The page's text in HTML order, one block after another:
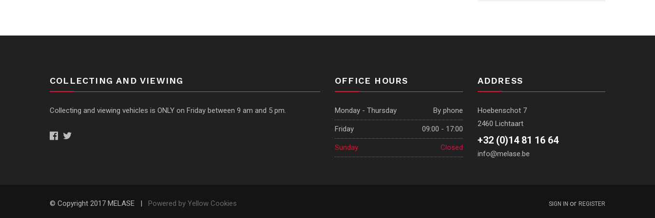
COLLECTING AND VIEWING
Collecting and viewing vehicles is ONLY on Friday between 9 am and 5 pm.
OFFICE HOURS
Monday - Thursday By phone
Friday 09:00 - 17:00
Sunday Closed
ADDRESS
Hoebenschot 7
2460 Lichtaart
+32 (0)14 81 16 64
info@melase.be
© Copyright 2017 MELASE | Powered by Yellow Cookies SIGN IN or REGISTER